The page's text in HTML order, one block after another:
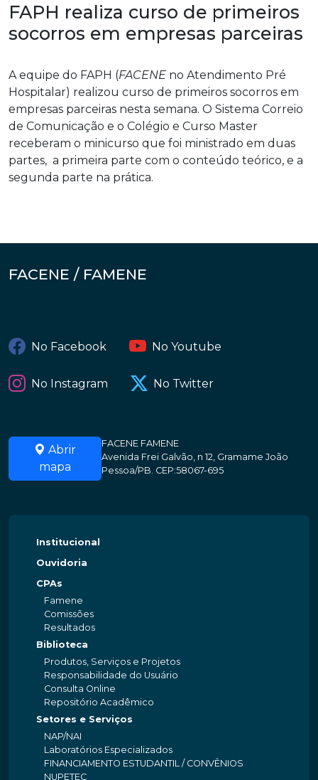
FAPH realiza curso de primeiros
socorros em empresas parceiras
A equipe do FAPH (FACENE no Atendimento Pré
Hospitalar) realizou curso de primeiros socorros em
empresas parceiras nesta semana. O Sistema Correio
de Comunicação e o Colégio e Curso Master
receberam o minicurso que foi ministrado em duas
partes, a primeira parte com o conteúdo teórico, e a
segunda parte na prática.
FACENE / FAMENE
No Facebook No Youtube
No Instagram No Twitter
Abrir
mapa
FACENE FAMENE
Avenida Frei Galvão, n 12, Gramame João
Pessoa/PB. CEP:58067-695
Institucional
Ouvidoria
CPAs
Famene
Comissões
Resultados
Biblioteca
Produtos, Serviços e Projetos
Responsabilidade do Usuário
Consulta Online
Repositório Acadêmico
Setores e Serviços
NAP/NAI
Laboratórios Especializados
FINANCIAMENTO ESTUDANTIL / CONVÊNIOS
NUPETEC